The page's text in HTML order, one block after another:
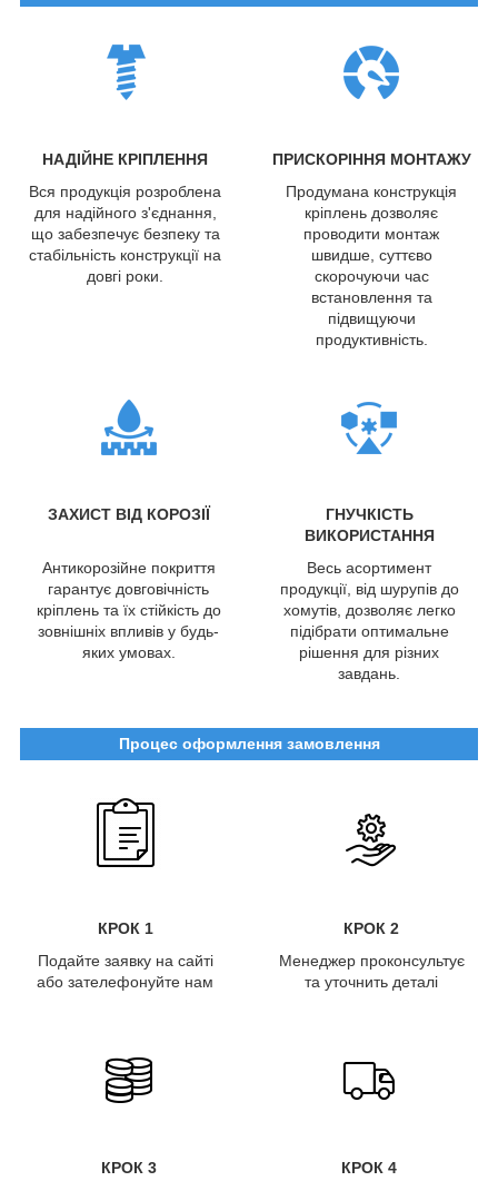
НАДІЙНЕ КРІПЛЕННЯ
ПРИСКОРІННЯ МОНТАЖУ
Вся продукція розроблена
для надійного з'єднання,
що забезпечує безпеку та
стабільність конструкції на
довгі роки.
Продумана конструкція
кріплень дозволяє
проводити монтаж
швидше, суттєво
скорочуючи час
встановлення та
підвищуючи
продуктивність.
ЗАХИСТ ВІД КОРОЗІЇ
ГНУЧКІСТЬ
ВИКОРИСТАННЯ
Антикорозійне покриття
гарантує довговічність
кріплень та їх стійкість до
зовнішніх впливів у будь-
яких умовах.
Весь асортимент
продукції, від шурупів до
хомутів, дозволяє легко
підібрати оптимальне
рішення для різних
завдань.
Процес оформлення замовлення
КРОК 1
КРОК 2
Подайте заявку на сайті
або зателефонуйте нам
Менеджер проконсультує
та уточнить деталі
КРОК 3
КРОК 4